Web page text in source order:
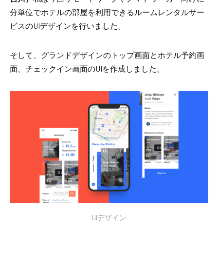
分単位でホテルの部屋を利用できるルームレンタルサー
ビスのUIデザインを行いました。
そして、グランドデザインのトップ画面とホテル予約画
面、チェックイン画面のUIを作成しました。
UIデザイン